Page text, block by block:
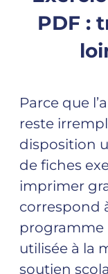
PDF :
Parce que
reste
disposition
de fiches
imprimer
correspond
programme
utilisée à la
soutien